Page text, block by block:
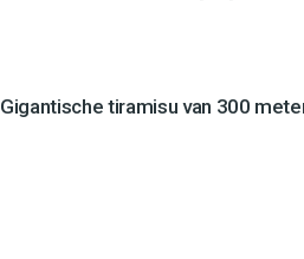
Gigantische tiramisu van 300